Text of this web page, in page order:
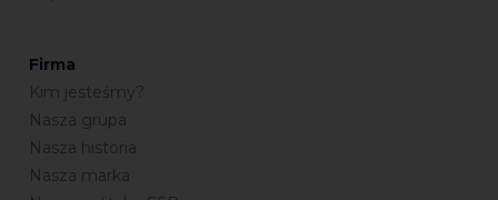
Firma
Kim jesteśmy?
Nasza grupa
Nasza historia
Nasza marka